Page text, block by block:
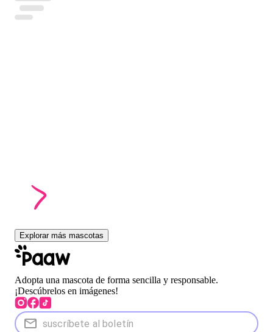
Explorar más mascotas
Adopta una mascota de forma sencilla y responsable.
¡Descúbrelos en imágenes!